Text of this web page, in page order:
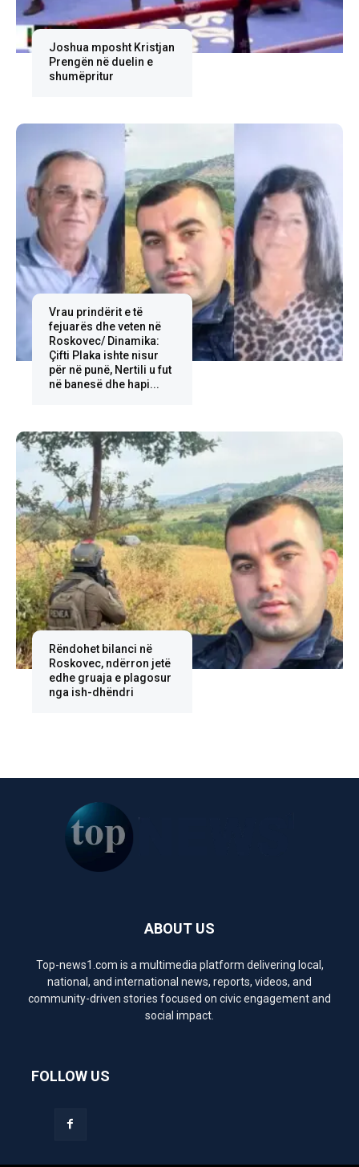
Joshua mposht Kristjan
Prengën në duelin e
shumëpritur
Vrau prindërit e të
fejuarës dhe veten në
Roskovec/ Dinamika:
Çifti Plaka ishte nisur
për në punë, Nertili u fut
në banesë dhe hapi...
Rëndohet bilanci në
Roskovec, ndërron jetë
edhe gruaja e plagosur
nga ish-dhëndri
ABOUT US
Top-news1.com is a multimedia platform delivering local,
national, and international news, reports, videos, and
community-driven stories focused on civic engagement and
social impact.
FOLLOW US